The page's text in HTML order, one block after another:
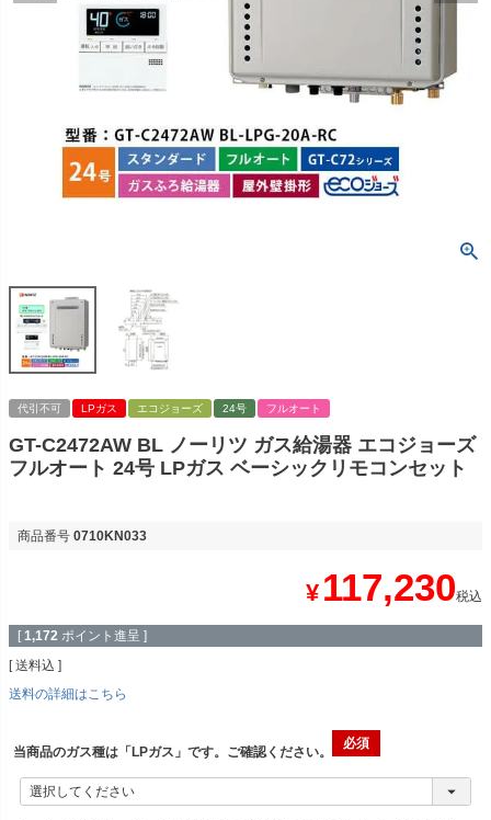
代引不可 LPガス エコジョーズ 24号 フルオート
GT-C2472AW BL ノーリツ ガス給湯器 エコジョーズ
フルオート 24号 LPガス ベーシックリモコンセット
商品番号 0710KN033
¥ 117,230税込
[ 1,172 ポイント進呈 ]
送料込
送料の詳細はこちら
当商品のガス種は「LPガス」です。ご確認ください。